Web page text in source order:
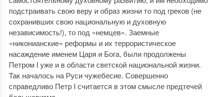
подстраивать свою веру и образ жизни то под греков (не
сохранивших свою национальную и духовную
независимость!), то под «немцев». Заемные
«никонианские» реформы и их террористическое
насаждение именем Царя и Бога, были продолжены
Петром I уже и в области светской национальной жизни.
Так началось на Руси чужебесие. Совершенно
справедливо Петр I считается в этом смысле предтечей